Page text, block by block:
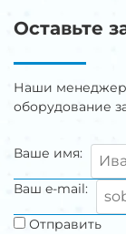
Оставьте
Наши
оборудование
Ваше имя:
Ваш e-mail:
Отправить